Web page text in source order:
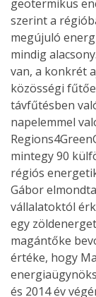
geotermikus
szerint a
megújuló
mindig
van, a konkrét
közösségi
távfűtésben
napelemmel
mintegy 90
régiós
Gábor
vállalatoktól
egy
magántőke
értéke, hogy
és 2014 év